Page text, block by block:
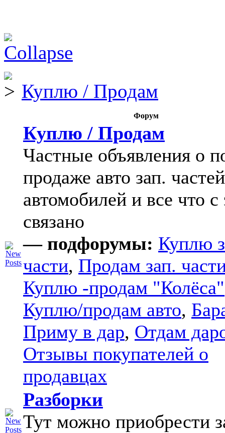
Куплю / Продам
Форум
Куплю / Продам
Частные объявления о
продаже авто зап.
автомобилей и все что с
связано
— подфорумы: Куплю
части, Продам зап.
Куплю -продам "Колёса"
Куплю/продам авто,
Приму в дар, Отдам
Отзывы покупателей о
продавцах
Разборки
Тут можно приобрести